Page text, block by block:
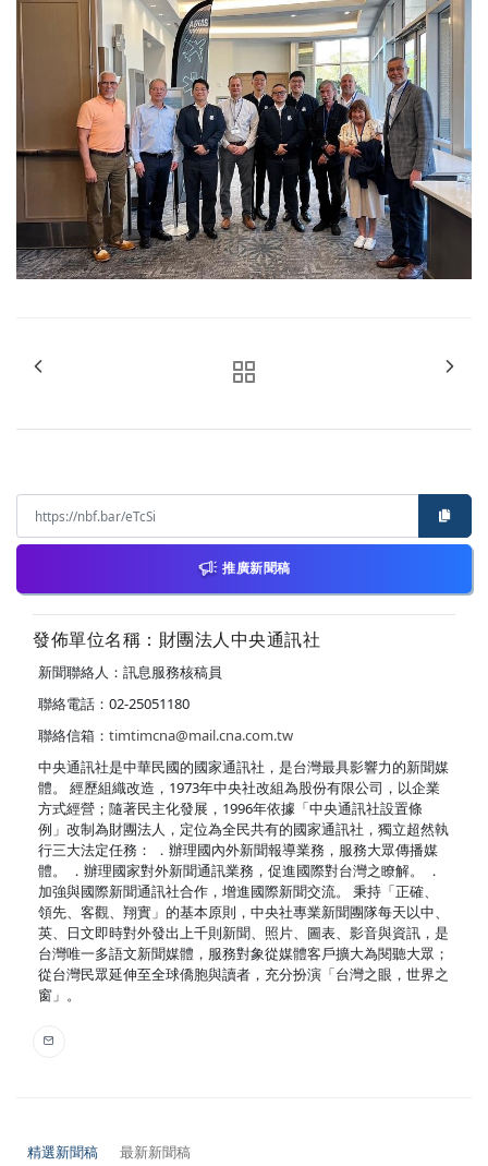
推廣新聞稿
發佈單位名稱：財團法人中央通訊社
新聞聯絡人：訊息服務核稿員
聯絡電話：02-25051180
聯絡信箱： timtimcna@mail.cna.com.tw
中央通訊社是中華民國的國家通訊社，是台灣最具影響力的新聞媒
體。 經歷組織改造，1973年中央社改組為股份有限公司，以企業
方式經營；隨著民主化發展，1996年依據「中央通訊社設置條
例」改制為財團法人，定位為全民共有的國家通訊社，獨立超然執
行三大法定任務： ．辦理國內外新聞報導業務，服務大眾傳播媒
體。 ．辦理國家對外新聞通訊業務，促進國際對台灣之瞭解。 ．
加強與國際新聞通訊社合作，增進國際新聞交流。 秉持「正確、
領先、客觀、翔實」的基本原則，中央社專業新聞團隊每天以中、
英、日文即時對外發出上千則新聞、照片、圖表、影音與資訊，是
台灣唯一多語文新聞媒體，服務對象從媒體客戶擴大為閱聽大眾；
從台灣民眾延伸至全球僑胞與讀者，充分扮演「台灣之眼，世界之
窗」。
精選新聞稿 最新新聞稿